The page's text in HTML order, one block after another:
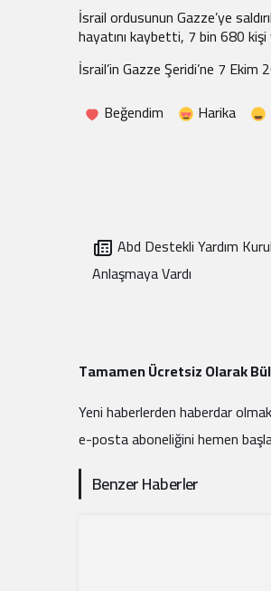
İsrail ordusunun Gazze’ye
hayatını kaybetti, 7 bin 680 kişi
İsrail’in Gazze Şeridi’ne 7
Beğendim
Harika
Abd Destekli Yardım
Anlaşmaya Vardı
Tamamen Ücretsiz Olarak
Yeni haberlerden haberdar
e-posta aboneliğini hemen
Benzer Haberler